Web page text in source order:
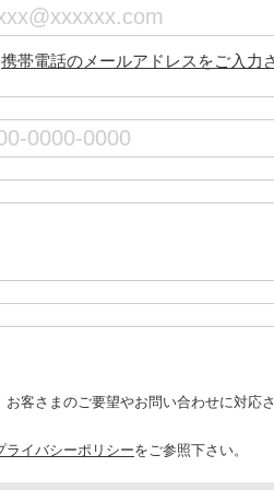
携帯電話のメールアドレスをご入力
客さまのご要望やお問い合わせに対
ライバシーポリシーをご参照下さい。